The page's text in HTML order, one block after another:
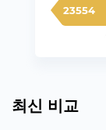
23554
최신 비교